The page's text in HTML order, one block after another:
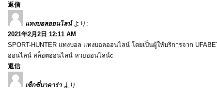
返信
แทงบอลออนไลน์ より:
2021年2月2日 12:11 AM
SPORT-HUNTER แทงบอล แทงบอลออนไลน์ โดยเป็นผู้ให้บริการจาก
ออนไลน์ สล็อตออนไลน์ หวยออนไลน์c
返信
เซ็กซี่บาคาร่า より: